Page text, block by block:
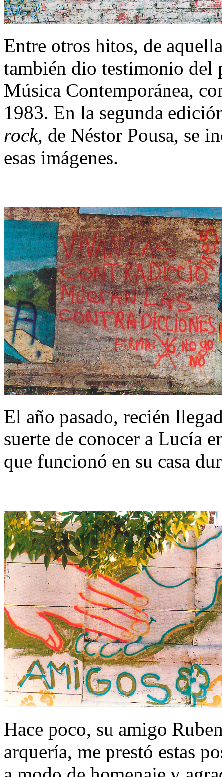
Entre otros hitos, de
también dio testimonio del
Música Contemporánea,
1983. En la segunda
rock, de Néstor Pousa, se
esas imágenes.
El año pasado, recién
suerte de conocer a Lucía
que funcionó en su casa
Hace poco, su amigo
arquería, me prestó estas